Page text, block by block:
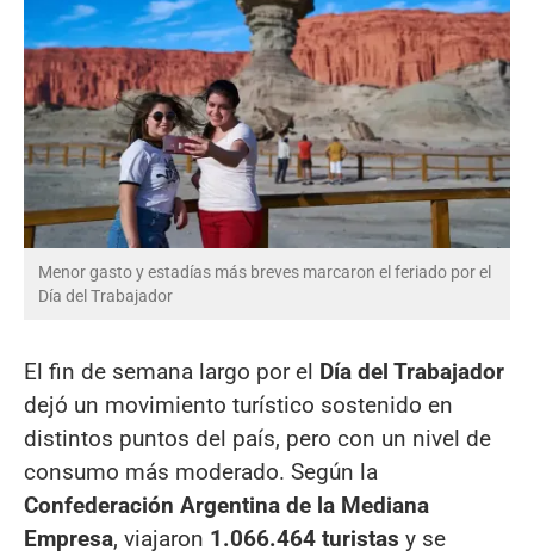
Menor gasto y estadías más breves marcaron el feriado por el
Día del Trabajador
El fin de semana largo por el Día del Trabajador
dejó un movimiento turístico sostenido en
distintos puntos del país, pero con un nivel de
consumo más moderado. Según la
Confederación Argentina de la Mediana
Empresa, viajaron 1.066.464 turistas y se